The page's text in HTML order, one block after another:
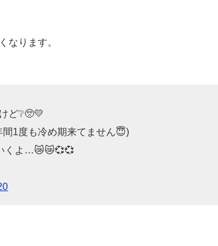
なります。
ど❔🥺💛
1度も冷め期来てません😇)
くよ…😿😿💞💞